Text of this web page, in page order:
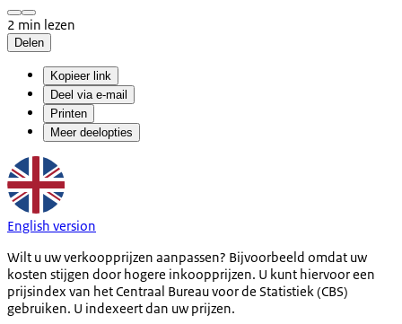
2 min lezen
Delen
Kopieer link
Deel via e-mail
Printen
Meer deelopties
English version
Wilt u uw verkoopprijzen aanpassen? Bijvoorbeeld omdat uw
kosten stijgen door hogere inkoopprijzen. U kunt hiervoor een
prijsindex van het Centraal Bureau voor de Statistiek (CBS)
gebruiken. U indexeert dan uw prijzen.